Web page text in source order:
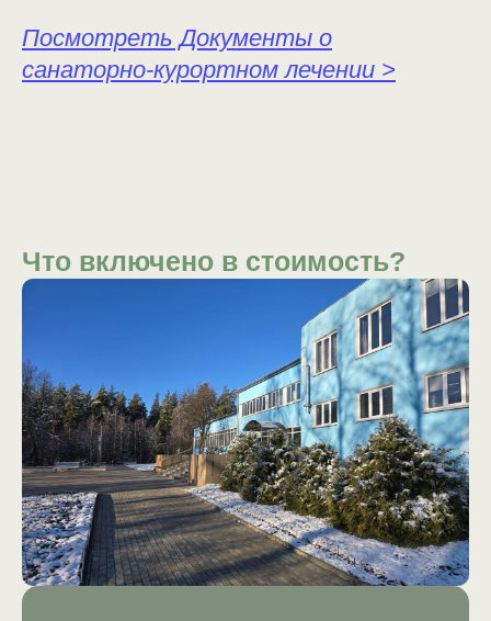
Посмотреть Документы о
санаторно-курортном лечении >
Что включено в стоимость?